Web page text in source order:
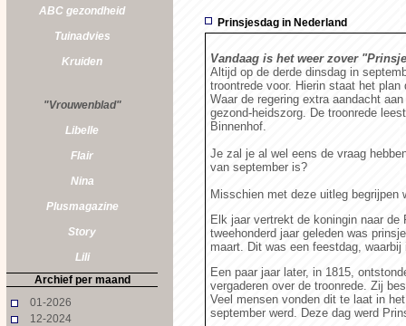
ABC gezondheid
Tuinadvies
Kruiden
"Vrouwenblad"
Libelle
Flair
Nina
Plusmagazine
Story
Lili
Archief per maand
01-2026
12-2024
Prinsjesdag in Nederland
Vandaag is het weer zover
Altijd op de derde dinsdag in
troontrede voor. Hierin staat het
Waar de regering extra aandacht
gezond-heidszorg. De troonrede
Binnenhof.
Je zal je al wel eens de vraag
van september is?
Misschien met deze uitleg begrijpen
Elk jaar vertrekt de koningin naar
tweehonderd jaar geleden was
maart. Dit was een feestdag,
Een paar jaar later, in 1815,
vergaderen over de troonrede. Zij
Veel mensen vonden dit te laat in
september werd. Deze dag werd